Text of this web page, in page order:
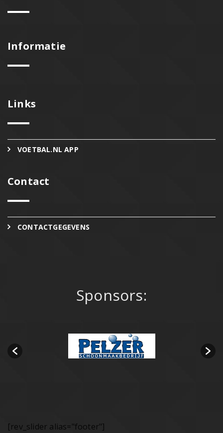
Informatie
Links
VOETBAL.NL APP
Contact
CONTACTGEGEVENS
Sponsors:
[rev_slider alias="footer"]